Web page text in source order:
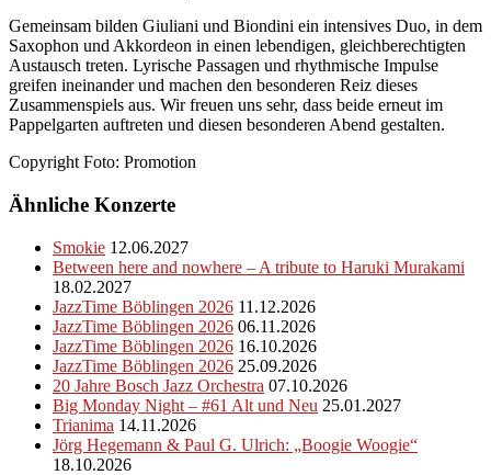
Gemeinsam bilden Giuliani und Biondini ein intensives Duo, in dem
Saxophon und Akkordeon in einen lebendigen, gleichberechtigten
Austausch treten. Lyrische Passagen und rhythmische Impulse
greifen ineinander und machen den besonderen Reiz dieses
Zusammenspiels aus. Wir freuen uns sehr, dass beide erneut im
Pappelgarten auftreten und diesen besonderen Abend gestalten.
Copyright Foto: Promotion
Ähnliche Konzerte
Smokie 12.06.2027
Between here and nowhere – A tribute to Haruki Murakami
18.02.2027
JazzTime Böblingen 2026 11.12.2026
JazzTime Böblingen 2026 06.11.2026
JazzTime Böblingen 2026 16.10.2026
JazzTime Böblingen 2026 25.09.2026
20 Jahre Bosch Jazz Orchestra 07.10.2026
Big Monday Night – #61 Alt und Neu 25.01.2027
Trianima 14.11.2026
Jörg Hegemann & Paul G. Ulrich: „Boogie Woogie“
18.10.2026